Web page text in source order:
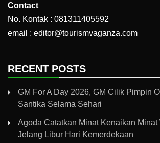
Contact
No. Kontak : 081311405592
email : editor@tourismvaganza.com
RECENT POSTS
GM For A Day 2026, GM Cilik Pimpin
Santika Selama Sehari
Agoda Catatkan Minat Kenaikan
Jelang Libur Hari Kemerdekaan